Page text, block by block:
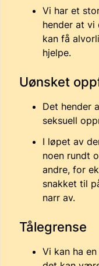
Vi har et
hender at
kan få
hjelpe.
Uønsket
Det hender
seksuell
I løpet av
noen rundt
andre, for
snakket til
narr av.
Tålegrense
Vi kan ha